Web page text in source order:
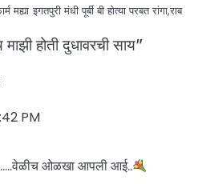
इगतपुरी मंधी पूर्बी बी होत्या परबत रांगा,राब
माझी होती दुधावरची साय”
PM
ओळखा आपली आई..